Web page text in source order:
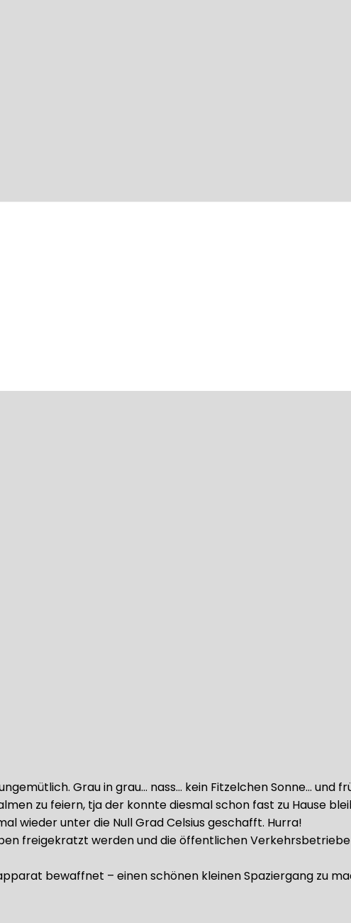
Grau in grau… nass… kein Fitzelchen Sonne… und
zu feiern, tja der konnte diesmal schon fast zu Hause
wieder unter die Null Grad Celsius geschafft. Hurra!
freigekratzt werden und die öffentlichen
bewaffnet – einen schönen kleinen Spaziergang zu